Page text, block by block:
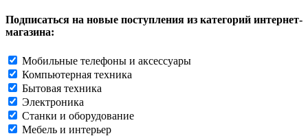
Подписаться на новые поступления из категорий интернет-
магазина:
Мобильные телефоны и аксессуары
Компьютерная техника
Бытовая техника
Электроника
Станки и оборудование
Мебель и интерьер